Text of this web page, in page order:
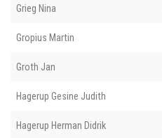
Grieg Nina
Gropius Martin
Groth Jan
Hagerup Gesine Judith
Hagerup Herman Didrik